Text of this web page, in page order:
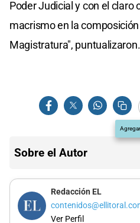
Poder Judicial y con el claro
macrismo en la
Magistratura", puntualizaron.
Sobre el Autor
Redacción EL
Ver Perfil